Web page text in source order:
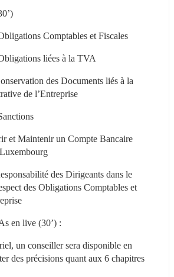
Comptables et Fiscales
liées à la TVA
des Documents liés à la
de l’Entreprise
et Maintenir un Compte Bancaire
des Dirigeants dans le
des Obligations Comptables et
en live (30’) :
un conseiller sera disponible en
des précisions quant aux 6 chapitres